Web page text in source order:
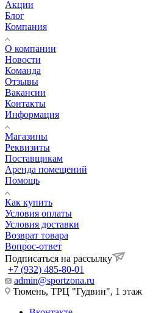
Акции
Блог
Компания
О компании
Новости
Команда
Отзывы
Вакансии
Контакты
Информация
Магазины
Реквизиты
Поставщикам
Аренда помещений
Помощь
Как купить
Условия оплаты
Условия доставки
Возврат товара
Вопрос-ответ
Подписаться на рассылку
+7 (932) 485-80-01
admin@sportzona.ru
Тюмень, ТРЦ "Гудвин", 1 этаж